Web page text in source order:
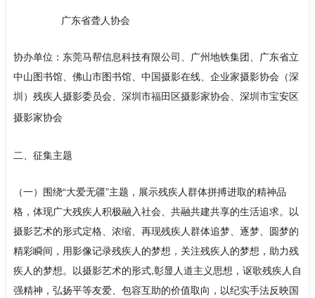
广东省聋人协会
协办单位：东莞马帮信息科技有限公司、广州地铁集团、广东省立
中山图书馆、佛山市图书馆、中国摄影在线、企业家摄影协会（深
圳） 残疾人摄影委员会、 深圳市福田区摄影家协会、深圳市宝安区
摄影家协会
二、征集主题
（一）围绕“大爱无疆”主题，展示残疾人群体拼搏进取的精神品
格，体现广大残疾人积极融入社会、共融共建共享的生活追求。以
摄影艺术的形式定格、浓缩、再现残疾人群体追梦、逐梦、圆梦的
精彩瞬间，用影像记录残疾人的梦想，关注残疾人的梦想，助力残
疾人的梦想。以摄影艺术的形式,彰显人道主义思想，讴歌残疾人自
强精神，弘扬平等友爱、包容互助的价值取向，以纪实手法反映国